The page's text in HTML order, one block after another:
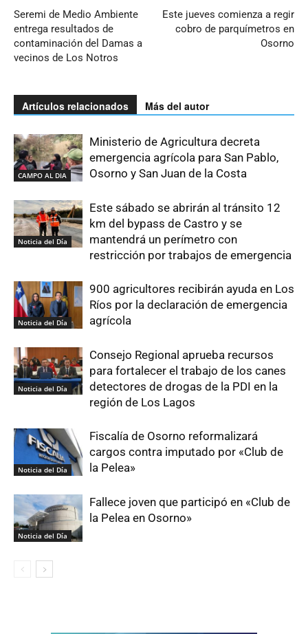
Seremi de Medio Ambiente
entrega resultados de
contaminación del Damas a
vecinos de Los Notros
Este jueves comienza a regir
cobro de parquímetros en
Osorno
Artículos relacionados Más del autor
CAMPO AL DIA
Ministerio de Agricultura decreta
emergencia agrícola para San Pablo,
Osorno y San Juan de la Costa
Noticia del Día
Este sábado se abrirán al tránsito 12
km del bypass de Castro y se
mantendrá un perímetro con
restricción por trabajos de emergencia
Noticia del Día
900 agricultores recibirán ayuda en Los
Ríos por la declaración de emergencia
agrícola
Noticia del Día
Consejo Regional aprueba recursos
para fortalecer el trabajo de los canes
detectores de drogas de la PDI en la
región de Los Lagos
Noticia del Día
Fiscalía de Osorno reformalizará
cargos contra imputado por «Club de
la Pelea»
Noticia del Día
Fallece joven que participó en «Club de
la Pelea en Osorno»